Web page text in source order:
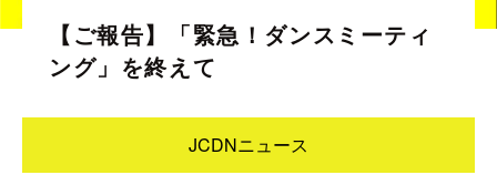
【ご報告】「緊急！ダンスミーティ
ング」を終えて
JCDNニュース